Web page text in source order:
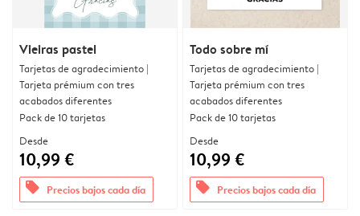
Vieiras pastel
Tarjetas de agradecimiento |
Tarjeta prémium con tres
acabados diferentes
Pack de 10 tarjetas
Desde
10,99 €
offers Precios bajos cada día
Todo sobre mí
Tarjetas de agradecimiento |
Tarjeta prémium con tres
acabados diferentes
Pack de 10 tarjetas
Desde
10,99 €
offers Precios bajos cada día